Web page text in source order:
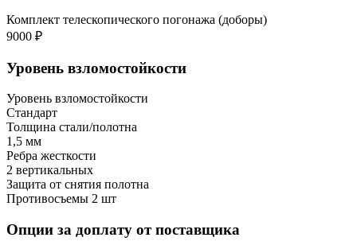
Комплект телескопического погонажа (доборы)
9000 ₽
Уровень взломостойкости
Уровень взломостойкости
Стандарт
Толщина стали/полотна
1,5 мм
Ребра жесткости
2 вертикальных
Защита от снятия полотна
Противосъемы 2 шт
Опции за доплату от поставщика